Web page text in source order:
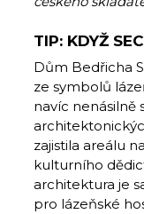
TIP: KDYŽ
Dům Bedřicha
ze symbolů
navíc nenásilně
zajistila areálu
kulturního
architektura je
pro lázeňské